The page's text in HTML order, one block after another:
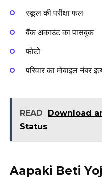
स्कूल की परीक्षा फल
बैंक अकाउंट का पासबुक
फोटो
परिवार का मोबाइल नंबर
READ
Download
Status
Aapaki Beti